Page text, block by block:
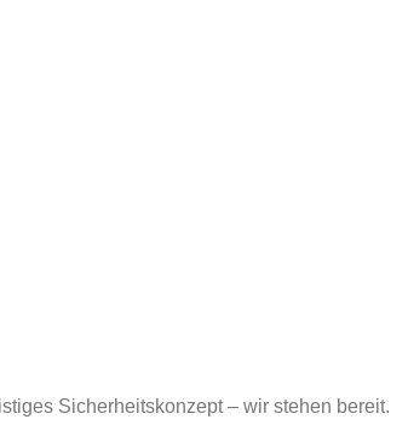
Sicherheitskonzept – wir stehen bereit.